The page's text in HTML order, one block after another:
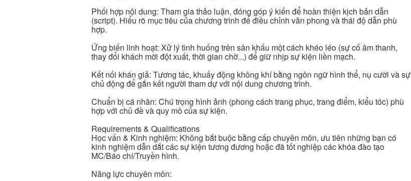
Phối hợp nội dung: Tham gia thảo luận, đóng góp ý kiến để hoàn thiện kịch bản dẫn
(script). Hiểu rõ mục tiêu của chương trình để điều chỉnh văn phong và thái độ dẫn phù
hợp.
Ứng biến linh hoạt: Xử lý tình huống trên sân khấu một cách khéo léo (sự cố âm thanh,
thay đổi khách mời đột xuất, thời gian chờ...) để giữ nhịp sự kiện liền mạch.
Kết nối khán giả: Tương tác, khuấy động không khí bằng ngôn ngữ hình thể, nụ cười và sự
chủ động để gắn kết người tham dự với nội dung chương trình.
Chuẩn bị cá nhân: Chú trọng hình ảnh (phong cách trang phục, trang điểm, kiểu tóc) phù
hợp với chủ đề và quy mô của sự kiện.
Requirements & Qualifications
Học vấn & Kinh nghiệm: Không bắt buộc bằng cấp chuyên môn, ưu tiên những bạn có
kinh nghiệm dẫn dắt các sự kiện tương đương hoặc đã tốt nghiệp các khóa đào tạo
MC/Báo chí/Truyền hình.
Năng lực chuyên môn: